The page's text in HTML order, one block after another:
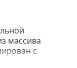
массива
с